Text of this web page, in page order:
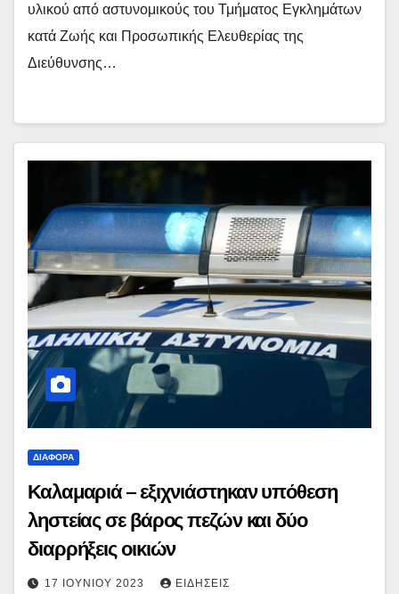
υλικού από αστυνομικούς του Τμήματος Εγκλημάτων
κατά Ζωής και Προσωπικής Ελευθερίας της
Διεύθυνσης…
ΔΙΆΦΟΡΑ
Καλαμαριά – εξιχνιάστηκαν υπόθεση
ληστείας σε βάρος πεζών και δύο
διαρρήξεις οικιών
17 ΙΟΥΝΊΟΥ 2023 ΕΙΔΉΣΕΙΣ